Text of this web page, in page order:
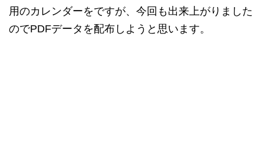
用のカレンダーをですが、今回も出来上がりました
のでPDFデータを配布しようと思います。